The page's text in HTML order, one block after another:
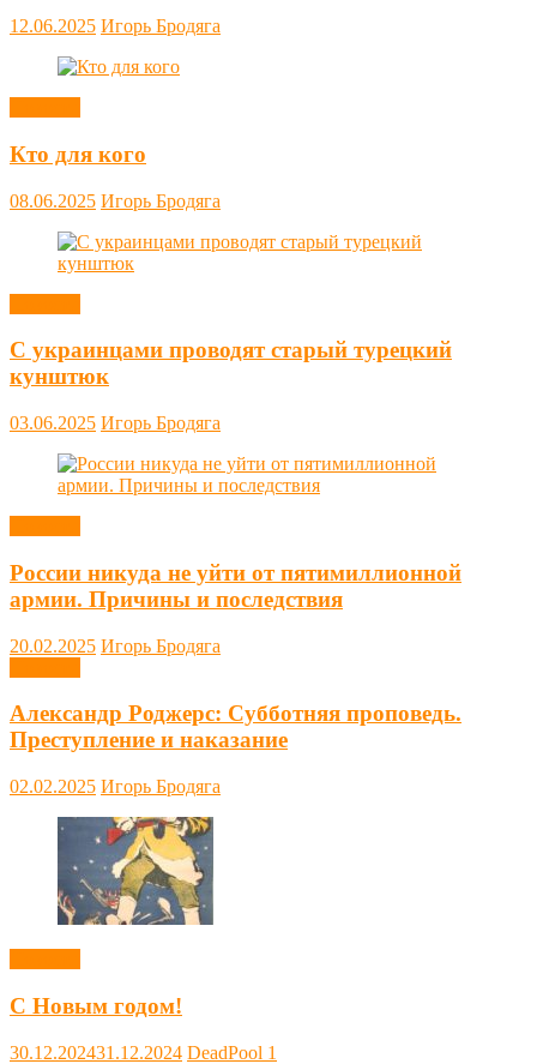
12.06.2025 Игорь Бродяга
Кто для кого
08.06.2025 Игорь Бродяга
С украинцами проводят старый турецкий
кунштюк
03.06.2025 Игорь Бродяга
России никуда не уйти от пятимиллионной
армии. Причины и последствия
20.02.2025 Игорь Бродяга
Александр Роджерс: Субботняя проповедь.
Преступление и наказание
02.02.2025 Игорь Бродяга
С Новым годом!
30.12.202431.12.2024 DeadPool 1